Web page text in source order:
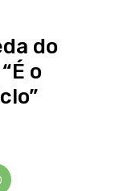
do
o